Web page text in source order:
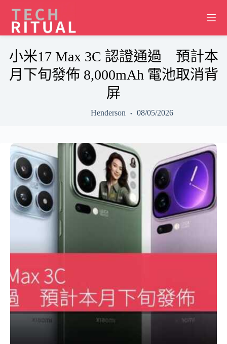
content
小米17 Max 3C 認證通過 預計本
月下旬發佈 8,000mAh 電池取消背
屏
Henderson 08/05/2026